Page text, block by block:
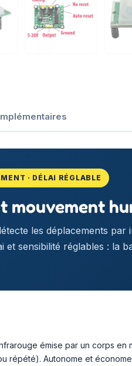
· DÉLAI RÉGLABLE
mouvement
les déplacements
et sensibilité réglables : la
émise par un corps en
répété). Autonome et